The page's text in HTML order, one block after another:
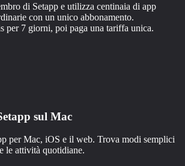
di Setapp e utilizza centinaia di app
con un unico abbonamento.
per 7 giorni, poi paga una tariffa unica.
sul Mac
per Mac, iOS e il web. Trova modi semplici
le attività quotidiane.